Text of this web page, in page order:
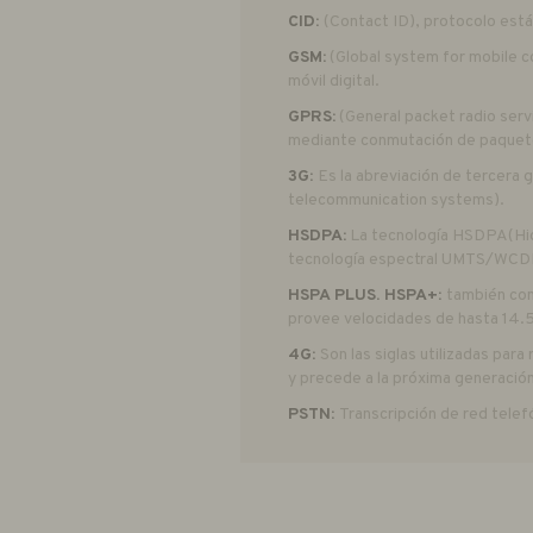
CID: (Contact ID), protocolo
GSM: (Global system for mobile
móvil digital.
GPRS: (General packet radio
mediante conmutación de
3G: Es la abreviación de tercera
telecommunication systems).
HSDPA: La tecnología
tecnología espectral UMTS/
HSPA PLUS. HSPA+: también
provee velocidades de hasta
4G: Son las siglas utilizadas
y precede a la próxima
PSTN: Transcripción de red